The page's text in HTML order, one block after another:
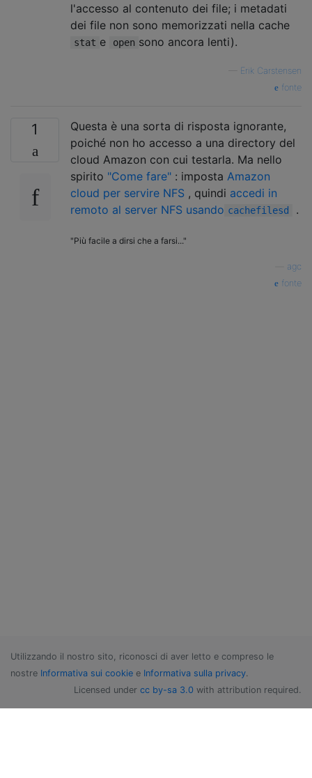
l'accesso al contenuto dei file; i metadati
dei file non sono memorizzati nella cache
stat e open sono ancora lenti).
Erik Carstensen
fonte
1
Questa è una sorta di risposta ignorante,
poiché non ho accesso a una directory del
cloud Amazon con cui testarla. Ma nello
spirito "Come fare" : imposta Amazon
cloud per servire NFS , quindi accedi in
remoto al server NFS usando cachefilesd .
"Più facile a dirsi che a farsi..."
agc
fonte
Utilizzando il nostro sito, riconosci di aver letto e compreso le
nostre Informativa sui cookie e Informativa sulla privacy.
Licensed under cc by-sa 3.0 with attribution required.